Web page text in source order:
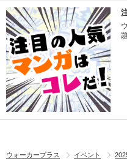
ウォーカープラス イベント